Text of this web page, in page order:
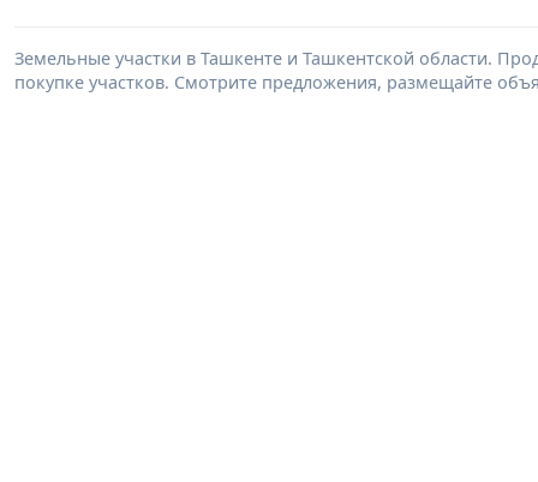
Земельные участки в Ташкенте и Ташкентской области.
покупке участков. Смотрите предложения, размещайте